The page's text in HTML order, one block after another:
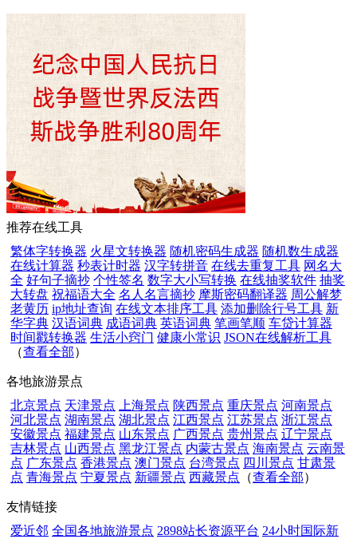
推荐在线工具
繁体字转换器 火星文转换器 随机密码生成器 随机数生成器
在线计算器 秒表计时器 汉字转拼音 在线去重复工具 网名大
全 好句子摘抄 个性签名 数字大小写转换 在线抽奖软件 抽奖
大转盘 祝福语大全 名人名言摘抄 摩斯密码翻译器 周公解梦
老黄历 ip地址查询 在线文本排序工具 添加删除行号工具 新
华字典 汉语词典 成语词典 英语词典 笔画笔顺 车贷计算器
时间戳转换器 生活小窍门 健康小常识 JSON在线解析工具
（查看全部）
各地旅游景点
北京景点 天津景点 上海景点 陕西景点 重庆景点 河南景点
河北景点 湖南景点 湖北景点 江西景点 江苏景点 浙江景点
安徽景点 福建景点 山东景点 广西景点 贵州景点 辽宁景点
吉林景点 山西景点 黑龙江景点 内蒙古景点 海南景点 云南景
点 广东景点 香港景点 澳门景点 台湾景点 四川景点 甘肃景
点 青海景点 宁夏景点 新疆景点 西藏景点 （查看全部）
友情链接
爱近邻 全国各地旅游景点 2898站长资源平台 24小时国际新